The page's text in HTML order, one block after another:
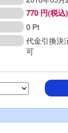
770 円(税込)
0 Pt
代金引換決
可